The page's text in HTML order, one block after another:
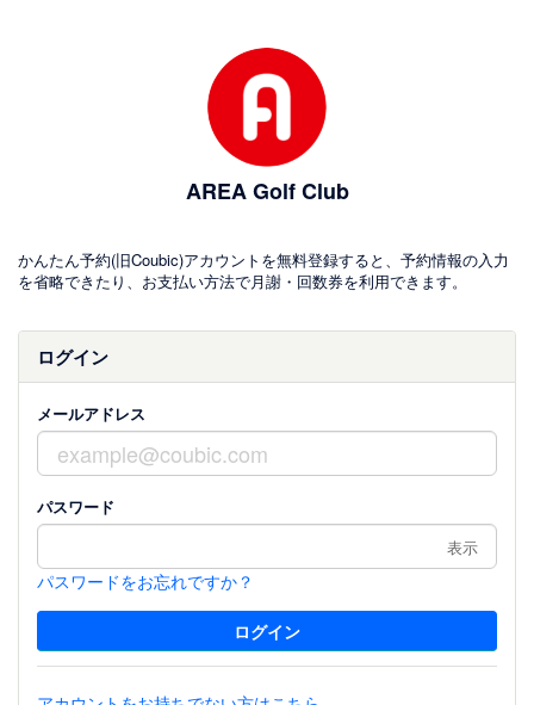
AREA Golf Club
かんたん予約(旧Coubic)アカウントを無料登録すると、予約情報の入力
を省略できたり、お支払い方法で月謝・回数券を利用できます。
ログイン
メールアドレス
パスワード
表示
パスワードをお忘れですか？